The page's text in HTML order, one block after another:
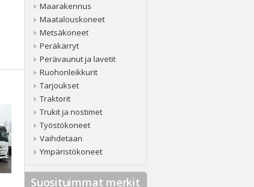
Maarakennus
Maatalouskoneet
Metsäkoneet
Peräkärryt
Perävaunut ja lavetit
Ruohonleikkurit
Tarjoukset
Traktorit
Trukit ja nostimet
Työstökoneet
Vaihdetaan
Ympäristökoneet
Suosituimmat merkit